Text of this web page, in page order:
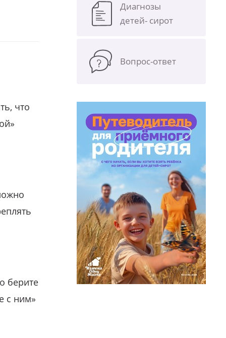
что
берите
с ним»
Диагнозы
детей- сирот
Вопрос-ответ